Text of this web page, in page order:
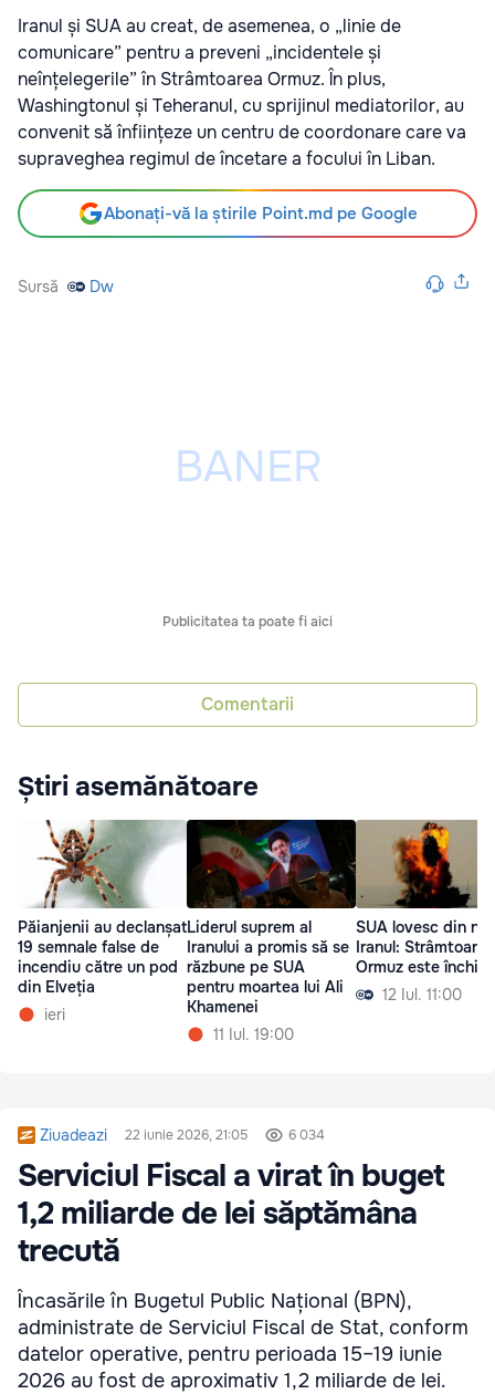
Iranul și SUA au creat, de asemenea, o „linie de
comunicare” pentru a preveni „incidentele și
neînțelegerile” în Strâmtoarea Ormuz. În plus,
Washingtonul și Teheranul, cu sprijinul mediatorilor, au
convenit să înființeze un centru de coordonare care va
supraveghea regimul de încetare a focului în Liban.
Abonați-vă la știrile Point.md pe Google
Sursă Dw
Publicitatea ta poate fi aici
Comentarii
Știri asemănătoare
Păianjenii au declanșat
19 semnale false de
incendiu către un pod
din Elveția
ieri
Liderul suprem al
Iranului a promis să se
răzbune pe SUA
pentru moartea lui Ali
Khamenei
11 Iul. 19:00
SUA lovesc din
Iranul: Strâmtoarea
Ormuz este închisă
12 Iul. 11:00
Ziuadeazi 22 iunie 2026, 21:05 6 034
Serviciul Fiscal a virat în buget
1,2 miliarde de lei săptămâna
trecută
Încasările în Bugetul Public Național (BPN),
administrate de Serviciul Fiscal de Stat, conform
datelor operative, pentru perioada 15–19 iunie
2026 au fost de aproximativ 1,2 miliarde de lei.